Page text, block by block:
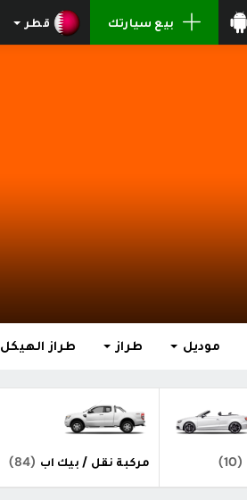
بيع سيارتك قطر
موديل طراز طراز الهيكل
(10) مركبة نقل / بيك اب (84)